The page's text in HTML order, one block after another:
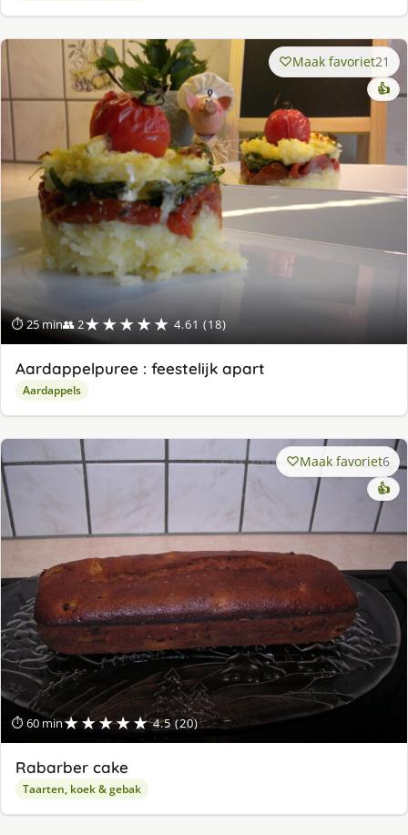
⏱ 25 min👥 2★★★★★ 4.61 (18)
Maak favoriet21
👍
Aardappelpuree : feestelijk apart
Aardappels
⏱ 60 min★★★★★ 4.5 (20)
Maak favoriet6
👍
Rabarber cake
Taarten, koek & gebak